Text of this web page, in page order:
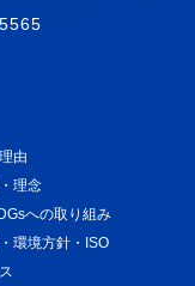
由
理念
への取り組み
環境方針・ISO